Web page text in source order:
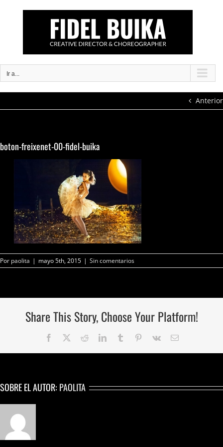
Ir a...
Anterior
boton-freixenet-00-fidel-buika
Por paolita | mayo 5th, 2015 | Sin comentarios
Share This Story, Choose Your Platform!
Facebook
TwitterRedditLinkedInTumblr Pinterest
Vk
Correo
SOBRE EL AUTOR: PAOLITA